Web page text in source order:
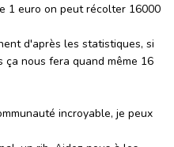
1 euro on peut récolter 16000
d'après les statistiques, si
nous fera quand même 16
incroyable, je peux